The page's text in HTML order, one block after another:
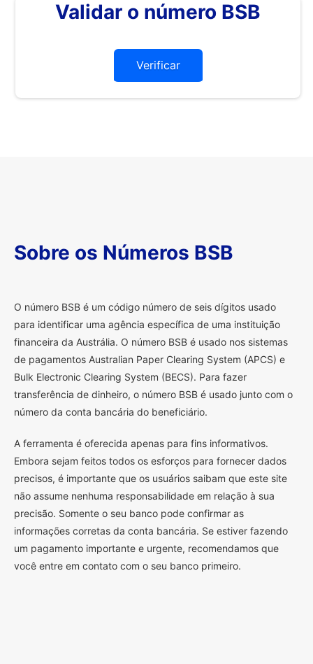
Validar o número BSB
Verificar
Sobre os Números BSB
O número BSB é um código número de seis dígitos usado
para identificar uma agência específica de uma instituição
financeira da Austrália. O número BSB é usado nos sistemas
de pagamentos Australian Paper Clearing System (APCS) e
Bulk Electronic Clearing System (BECS). Para fazer
transferência de dinheiro, o número BSB é usado junto com o
número da conta bancária do beneficiário.
A ferramenta é oferecida apenas para fins informativos.
Embora sejam feitos todos os esforços para fornecer dados
precisos, é importante que os usuários saibam que este site
não assume nenhuma responsabilidade em relação à sua
precisão. Somente o seu banco pode confirmar as
informações corretas da conta bancária. Se estiver fazendo
um pagamento importante e urgente, recomendamos que
você entre em contato com o seu banco primeiro.